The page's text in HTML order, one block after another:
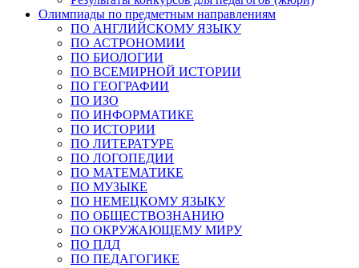
Олимпиады по предметным направлениям
ПО АНГЛИЙСКОМУ ЯЗЫКУ
ПО АСТРОНОМИИ
ПО БИОЛОГИИ
ПО ВСЕМИРНОЙ ИСТОРИИ
ПО ГЕОГРАФИИ
ПО ИЗО
ПО ИНФОРМАТИКЕ
ПО ИСТОРИИ
ПО ЛИТЕРАТУРЕ
ПО ЛОГОПЕДИИ
ПО МАТЕМАТИКЕ
ПО МУЗЫКЕ
ПО НЕМЕЦКОМУ ЯЗЫКУ
ПО ОБЩЕСТВОЗНАНИЮ
ПО ОКРУЖАЮЩЕМУ МИРУ
ПО ПДД
ПО ПЕДАГОГИКЕ